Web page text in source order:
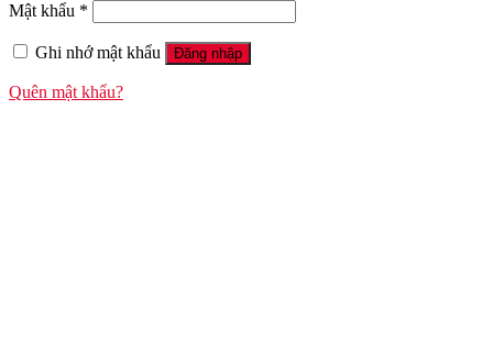
Mật khẩu *
Ghi nhớ mật khẩu Đăng nhập
Quên mật khẩu?